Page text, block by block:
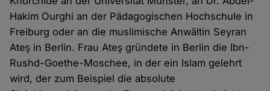
Hakim Ourghi an der Pädagogischen Hochschule in
Freiburg oder an die muslimische Anwältin Seyran
Ateş in Berlin. Frau Ateş gründete in Berlin die Ibn-
Rushd-Goethe-Moschee, in der ein Islam gelehrt
wird, der zum Beispiel die absolute